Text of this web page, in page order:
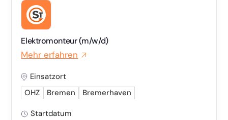
Elektromonteur (m/w/d)
Mehr erfahren
Einsatzort
OHZ
Bremen Bremerhaven
Startdatum